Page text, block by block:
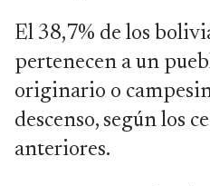
El 38,7% de los
pertenecen a un
originario o
descenso, según los
anteriores.